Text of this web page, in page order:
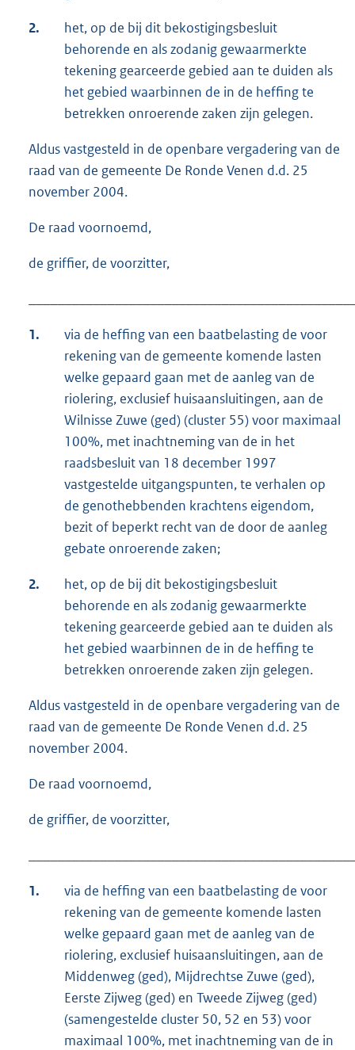
2.
het, op de bij dit bekostigingsbesluit
behorende en als zodanig gewaarmerkte
tekening gearceerde gebied aan te duiden als
het gebied waarbinnen de in de heffing te
betrekken onroerende zaken zijn gelegen.
Aldus vastgesteld in de openbare vergadering van de
raad van de gemeente De Ronde Venen d.d. 25
november 2004.
De raad voornoemd,
de griffier, de voorzitter,
1.
via de heffing van een baatbelasting de voor
rekening van de gemeente komende lasten
welke gepaard gaan met de aanleg van de
riolering, exclusief huisaansluitingen, aan de
Wilnisse Zuwe (ged) (cluster 55) voor maximaal
100%, met inachtneming van de in het
raadsbesluit van 18 december 1997
vastgestelde uitgangspunten, te verhalen op
de genothebbenden krachtens eigendom,
bezit of beperkt recht van de door de aanleg
gebate onroerende zaken;
2.
het, op de bij dit bekostigingsbesluit
behorende en als zodanig gewaarmerkte
tekening gearceerde gebied aan te duiden als
het gebied waarbinnen de in de heffing te
betrekken onroerende zaken zijn gelegen.
Aldus vastgesteld in de openbare vergadering van de
raad van de gemeente De Ronde Venen d.d. 25
november 2004.
De raad voornoemd,
de griffier, de voorzitter,
1.
via de heffing van een baatbelasting de voor
rekening van de gemeente komende lasten
welke gepaard gaan met de aanleg van de
riolering, exclusief huisaansluitingen, aan de
Middenweg (ged), Mijdrechtse Zuwe (ged),
Eerste Zijweg (ged) en Tweede Zijweg (ged)
(samengestelde cluster 50, 52 en 53) voor
maximaal 100%, met inachtneming van de in